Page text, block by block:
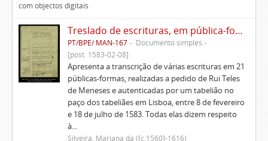
com objectos digitais
Treslado de escrituras, em pública-forma, de Rui Teles de Meneses
PT/BPE/ MAN-167
Documento simples
[post. 1583-02-08]
Apresenta a transcrição de várias escrituras em 21
públicas-formas, realizadas a pedido de Rui Teles
de Meneses e autenticadas por um tabelião no
paço dos tabeliães em Lisboa, entre 8 de fevereiro
e 18 de julho de 1583. Todas elas dizem respeito
à...
Silveira, Mariana da ([c.1560]-1616)